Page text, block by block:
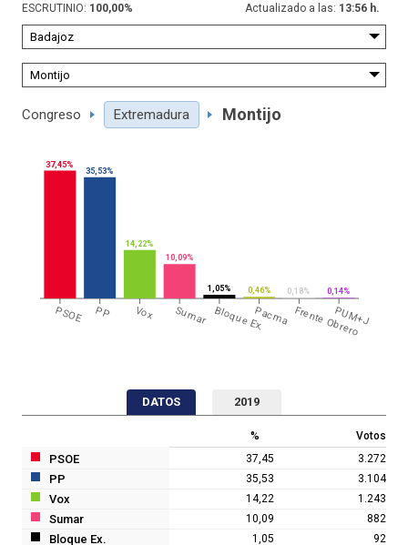
ESCRUTINIO: 100,00% Actualizado a las: 13:56 h.
Congreso Extremadura Montijo
PSOE PP Vox Sumar Bloque Ex.Pacma Frente Obrero
PUM+J
37,45%
35,53%
14,22%
10,09%
1,05% 0,46% 0,18% 0,14%
DATOS 2019
% Votos
PSOE 37,45 3.272
PP 35,53 3.104
Vox 14,22 1.243
Sumar 10,09 882
Bloque Ex. 1,05 92